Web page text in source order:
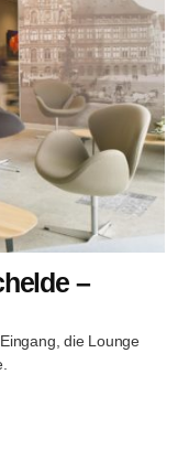
–
die Lounge